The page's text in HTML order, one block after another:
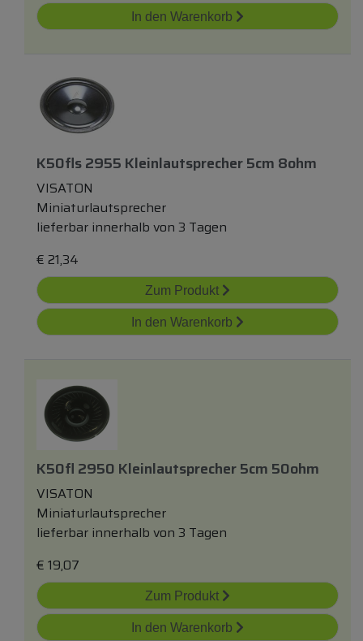
In den Warenkorb
K50fls 2955 Kleinlautsprecher 5cm 8ohm
VISATON
Miniaturlautsprecher
lieferbar innerhalb von 3 Tagen
€ 21,34
Zum Produkt
In den Warenkorb
K50fl 2950 Kleinlautsprecher 5cm 50ohm
VISATON
Miniaturlautsprecher
lieferbar innerhalb von 3 Tagen
€ 19,07
Zum Produkt
In den Warenkorb